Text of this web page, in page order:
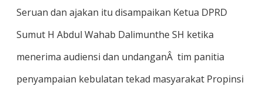
Seruan dan ajakan itu disampaikan Ketua DPRD
Sumut H Abdul Wahab Dalimunthe SH ketika
menerima audiensi dan undanganÂ tim panitia
penyampaian kebulatan tekad masyarakat Propinsi